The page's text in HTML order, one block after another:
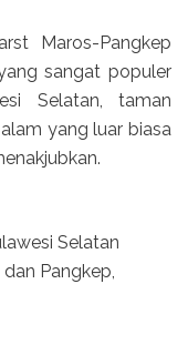
Maros-Pangkep
sangat populer
Selatan, taman
yang luar biasa
Selatan
Pangkep,